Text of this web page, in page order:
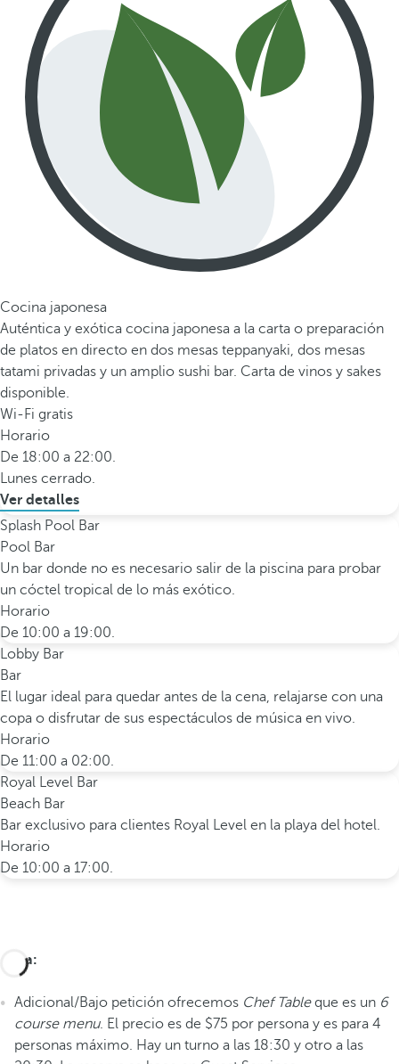
Cocina japonesa
Auténtica y exótica cocina japonesa a la carta o preparación
de platos en directo en dos mesas teppanyaki, dos mesas
tatami privadas y un amplio sushi bar. Carta de vinos y sakes
disponible.
Wi-Fi gratis
Horario
De 18:00 a 22:00.
Lunes cerrado.
Ver detalles
Splash Pool Bar
Pool Bar
Un bar donde no es necesario salir de la piscina para probar
un cóctel tropical de lo más exótico.
Horario
De 10:00 a 19:00.
Lobby Bar
Bar
El lugar ideal para quedar antes de la cena, relajarse con una
copa o disfrutar de sus espectáculos de música en vivo.
Horario
De 11:00 a 02:00.
Royal Level Bar
Beach Bar
Bar exclusivo para clientes Royal Level en la playa del hotel.
Horario
De 10:00 a 17:00.
Nota:
Adicional/Bajo petición ofrecemos Chef Tableque es un 6
course menu. El precio es de $75 por persona y es para 4
personas máximo. Hay un turno a las 18:30 y otro a las